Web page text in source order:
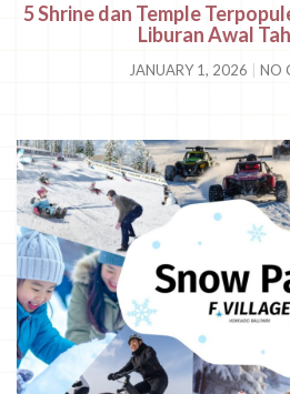
5 Shrine dan Temple
Liburan Awal
JANUARY 1, 2026 NO